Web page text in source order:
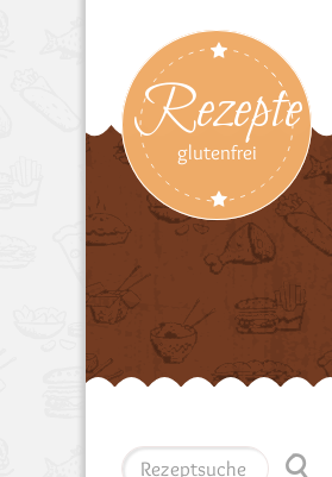
Rezepte
glutenfrei